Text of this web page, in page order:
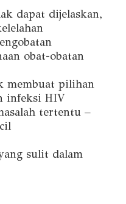
dapat dijelaskan,
obat-obatan
membuat pilihan
infeksi HIV
tertentu –
sulit dalam